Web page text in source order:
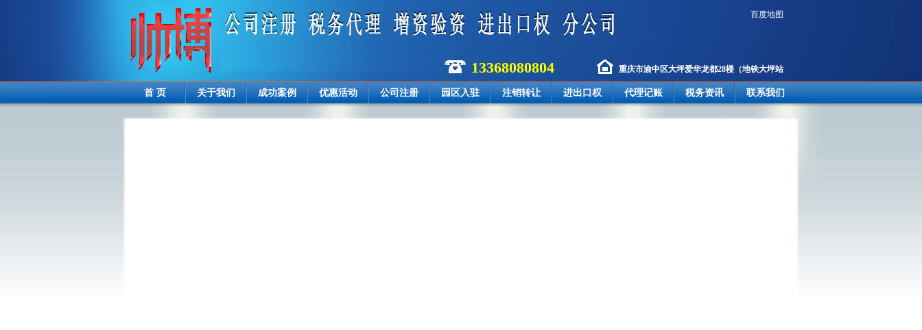
百度地图
13368080804 重庆市渝中区大坪爱华龙都28楼 （地铁大坪站
2号出口楼上）
首 页 关于我们 成功案例 优惠活动 公司注册 园区入驻 注销转让 进出口权 代理记账 税务资讯 联系我们